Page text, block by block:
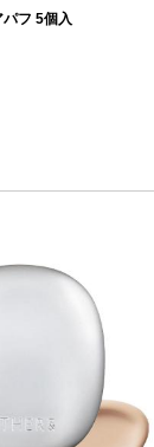
フ 5個入